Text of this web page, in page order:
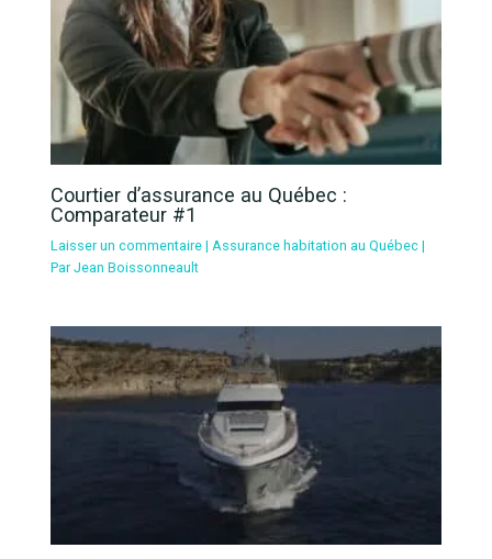
Courtier d’assurance au Québec :
Comparateur #1
Laisser un commentaire | Assurance habitation au Québec|
Par Jean Boissonneault